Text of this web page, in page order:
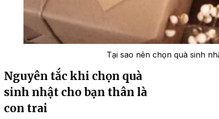
Tại sao nên chọn quà sinh
Nguyên tắc khi chọn quà
sinh nhật cho bạn thân là
con trai